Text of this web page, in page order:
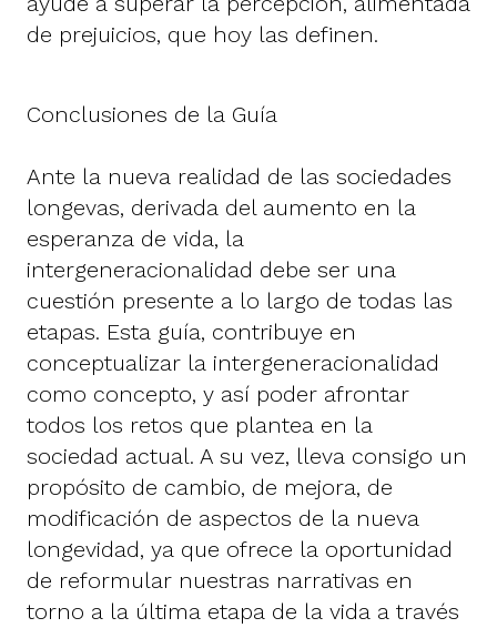
de prejuicios, que hoy las definen.
Conclusiones de la Guía
Ante la nueva realidad de las sociedades
longevas, derivada del aumento en la
esperanza de vida, la
intergeneracionalidad debe ser una
cuestión presente a lo largo de todas las
etapas. Esta guía, contribuye en
conceptualizar la intergeneracionalidad
como concepto, y así poder afrontar
todos los retos que plantea en la
sociedad actual. A su vez, lleva consigo un
propósito de cambio, de mejora, de
modificación de aspectos de la nueva
longevidad, ya que ofrece la oportunidad
de reformular nuestras narrativas en
torno a la última etapa de la vida a través